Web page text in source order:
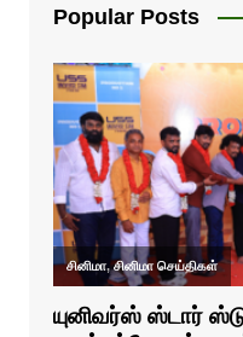
Popular Posts